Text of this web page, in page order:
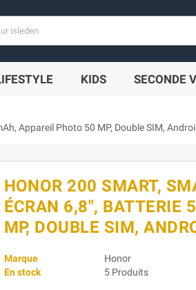
KIDS SECONDE
Appareil Photo 50 MP, Double SIM,
HONOR 200 SMART,
ÉCRAN 6,8", BATTERIE
MP, DOUBLE SIM,
Marque
Honor
En stock
5 Produits